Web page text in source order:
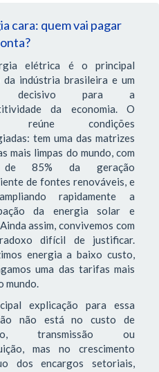
cara: quem vai pagar
elétrica é o principal
da indústria brasileira e um
decisivo para a
da economia. O
reúne condições
tem uma das matrizes
mais limpas do mundo, com
de 85% da geração
de fontes renováveis, e
rapidamente a
da energia solar e
assim, convivemos com
difícil de justificar.
energia a baixo custo,
uma das tarifas mais
mundo.
explicação para essa
não está no custo de
transmissão ou
mas no crescimento
dos encargos setoriais,